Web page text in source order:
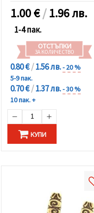
1.00€/1.96 лв.
1-4 пак.
ОТСТЪПКИ
ЗА КОЛИЧЕСТВО
0.80 €/1.56 лв.- 20 %
5-9 пак.
0.70 €/1.37 лв.- 30 %
10 пак. +
КУПИ